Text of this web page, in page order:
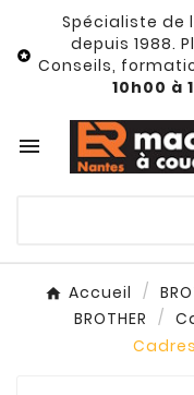

Spécialiste de
depuis 1988.
Conseils,
10h00 à

Accueil
BROTHER